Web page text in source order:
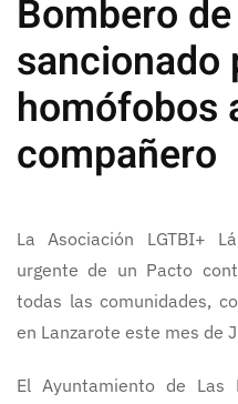
Bombero
sancionado
homófobos
compañero
La Asociación LGTBI+
urgente de un Pacto
todas las comunidades,
en Lanzarote este mes de
El Ayuntamiento de Las